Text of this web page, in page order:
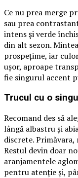
Ce nu prea merge
sau prea
intens și verde
din alt sezon.
prospețime, iar
ușor, aproape
fie singurul accent
Trucul cu o
Recomand des să
lângă albastru și
discrete.
Restul devin doar
aranjamentele
pentru atenție și,